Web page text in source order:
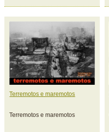
Terremotos e maremotos
Terremotos e maremotos